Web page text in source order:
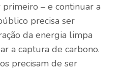
– e continuar a
precisa ser
da energia limpa
a captura de carbono.
precisam de ser